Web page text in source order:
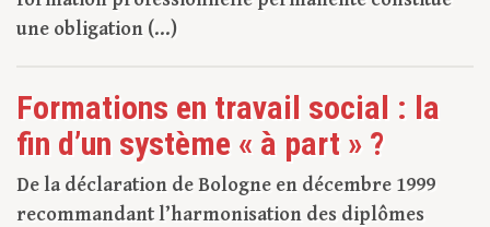
une obligation (...)
Formations en travail social : la
fin d’un système « à part » ?
De la déclaration de Bologne en décembre 1999
recommandant l’harmonisation des diplômes